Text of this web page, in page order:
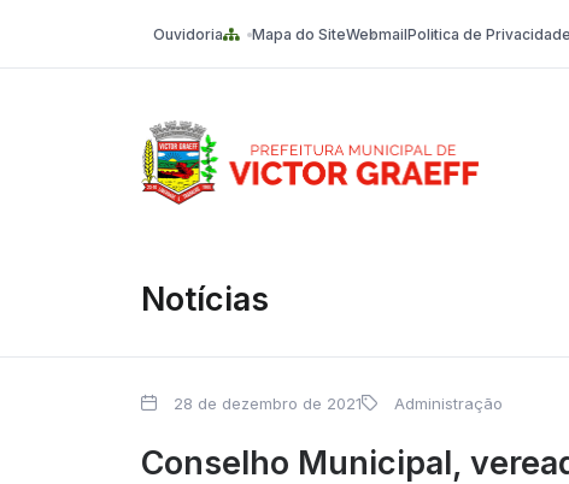
Ouvidoria Mapa do SiteWebmailPolitica de Privacidade
Notícias
28 de dezembro de 2021 Administração
Conselho Municipal,